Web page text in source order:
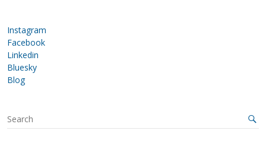
Instagram
Facebook
Linkedin
Bluesky
Blog
S
e